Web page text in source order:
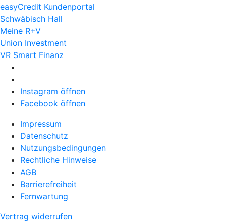
easyCredit Kundenportal
Schwäbisch Hall
Meine R+V
Union Investment
VR Smart Finanz
Instagram öffnen
Facebook öffnen
Impressum
Datenschutz
Nutzungsbedingungen
Rechtliche Hinweise
AGB
Barrierefreiheit
Fernwartung
Vertrag widerrufen